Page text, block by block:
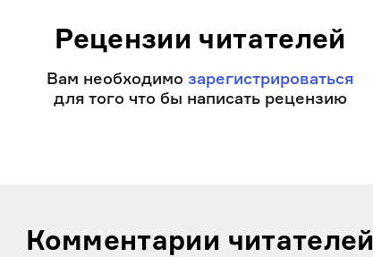
Рецензии читателей
Вам необходимо зарегистрироваться
для того что бы написать рецензию
Комментарии читателей